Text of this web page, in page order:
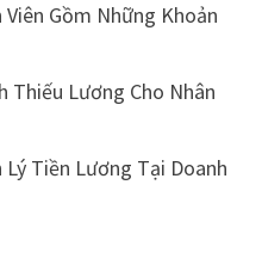
Viên Gồm Những Khoản
Thiếu Lương Cho Nhân
Lý Tiền Lương Tại Doanh